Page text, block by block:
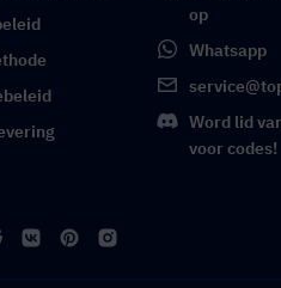
op
Whatsapp
Word lid
voor codes!